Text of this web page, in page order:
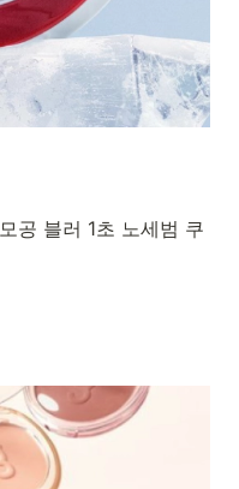
공 블러 1초 노세범 쿠